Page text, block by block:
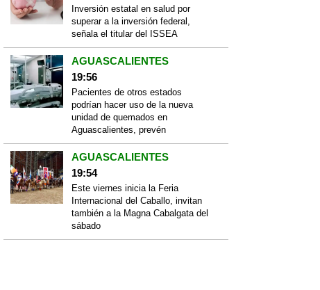
Inversión estatal en salud por
superar a la inversión federal,
señala el titular del ISSEA
AGUASCALIENTES
19:56
Pacientes de otros estados
podrían hacer uso de la nueva
unidad de quemados en
Aguascalientes, prevén
AGUASCALIENTES
19:54
Este viernes inicia la Feria
Internacional del Caballo, invitan
también a la Magna Cabalgata del
sábado